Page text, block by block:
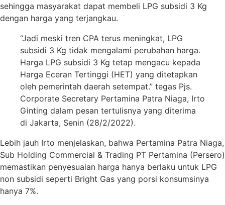
sehingga masyarakat dapat membeli LPG subsidi 3 Kg
dengan harga yang terjangkau.
“Jadi meski tren CPA terus meningkat, LPG
subsidi 3 Kg tidak mengalami perubahan harga.
Harga LPG subsidi 3 Kg tetap mengacu kepada
Harga Eceran Tertinggi (HET) yang ditetapkan
oleh pemerintah daerah setempat.” tegas Pjs.
Corporate Secretary Pertamina Patra Niaga, Irto
Ginting dalam pesan tertulisnya yang diterima
di Jakarta, Senin (28/2/2022).
Lebih jauh Irto menjelaskan, bahwa Pertamina Patra Niaga,
Sub Holding Commercial & Trading PT Pertamina (Persero)
memastikan penyesuaian harga hanya berlaku untuk LPG
non subsidi seperti Bright Gas yang porsi konsumsinya
hanya 7%.